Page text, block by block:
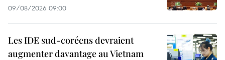
09/08/2026 09:00
Les IDE sud-coréens devraient
augmenter davantage au Vietnam